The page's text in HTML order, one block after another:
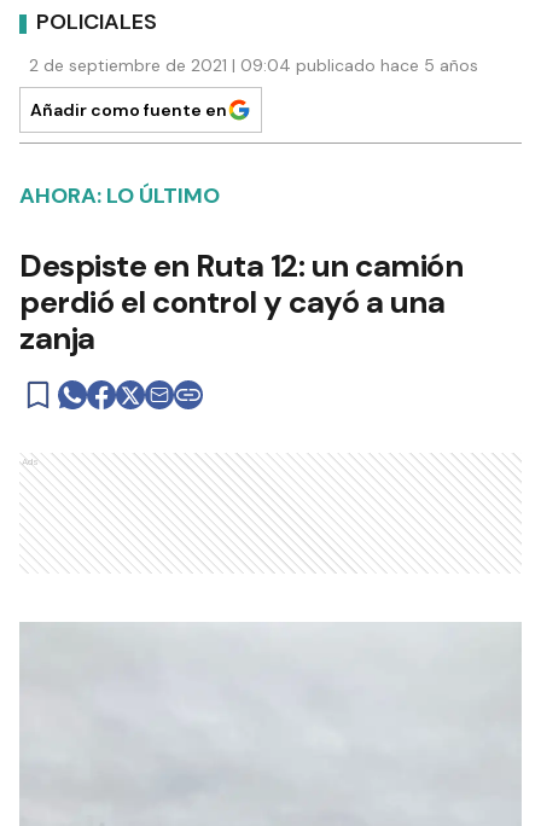
POLICIALES
2 de septiembre de 2021 | 09:04 publicado hace 5 años
Añadir como fuente en
AHORA: LO ÚLTIMO
Despiste en Ruta 12: un camión
perdió el control y cayó a una
zanja
Ads